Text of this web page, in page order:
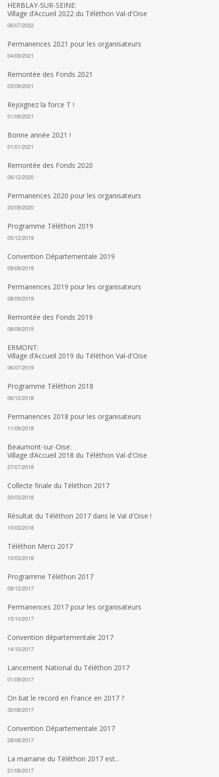
HERBLAY-SUR-SEINE:
Village d’Accueil 2022 du Téléthon Val-d'Oise
06/07/2022
Permanences 2021 pour les organisateurs
04/09/2021
Remontée des Fonds 2021
03/09/2021
Rejoignez la force T !
01/09/2021
Bonne année 2021 !
01/01/2021
Remontée des Fonds 2020
06/12/2020
Permanences 2020 pour les organisateurs
20/09/2020
Programme Téléthon 2019
05/12/2019
Convention Départementale 2019
09/09/2019
Permanences 2019 pour les organisateurs
08/09/2019
Remontée des Fonds 2019
08/09/2019
ERMONT:
Village d’Accueil 2019 du Téléthon Val-d'Oise
06/07/2019
Programme Téléthon 2018
06/12/2018
Permanences 2018 pour les organisateurs
11/09/2018
Beaumont-sur-Oise:
Village d’Accueil 2018 du Téléthon Val-d'Oise
27/07/2018
Collecte finale du Téléthon 2017
20/03/2018
Résultat du Téléthon 2017 dans le Val d'Oise !
10/03/2018
Téléthon Merci 2017
10/03/2018
Programme Téléthon 2017
08/12/2017
Permanences 2017 pour les organisateurs
15/10/2017
Convention départementale 2017
14/10/2017
Lancement National du Téléthon 2017
01/09/2017
On bat le record en France en 2017 ?
30/08/2017
Convention Départementale 2017
28/08/2017
La marraine du Téléthon 2017 est...
21/08/2017